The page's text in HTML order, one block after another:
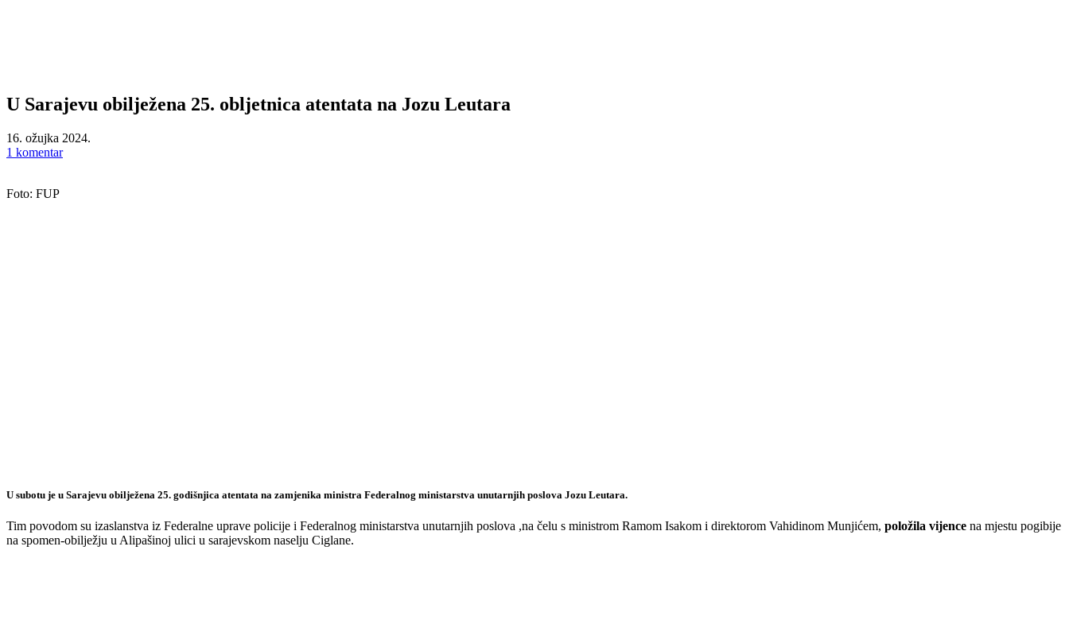
U Sarajevu obilježena 25. obljetnica atentata na Jozu Leutara
16. ožujka 2024.
1 komentar
Foto: FUP
U subotu je u Sarajevu obilježena 25. godišnjica atentata na zamjenika ministra Federalnog ministarstva unutarnjih poslova Jozu Leutara.
Tim povodom su izaslanstva iz Federalne uprave policije i Federalnog ministarstva unutarnjih poslova ,na čelu s ministrom Ramom Isakom i direktorom Vahidinom Munjićem, položila vijence na mjestu pogibije
na spomen-obilježju u Alipašinoj ulici u sarajevskom naselju Ciglane.